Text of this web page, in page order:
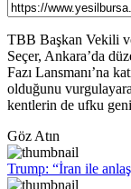
TBB Başkan Vekili
Seçer, Ankara’da
Fazı Lansmanı’na
olduğunu
kentlerin de ufku
Göz Atın
Trump: “İran ile